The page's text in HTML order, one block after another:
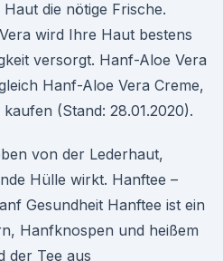
die nötige Frische.
wird Ihre Haut bestens
versorgt. Hanf-Aloe Vera
Hanf-Aloe Vera Creme,
(Stand: 28.01.2020).
von der Lederhaut,
Hülle wirkt. Hanftee –
Gesundheit Hanftee ist ein
Hanfknospen und heißem
der Tee aus